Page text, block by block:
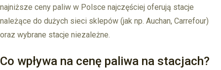
najniższe ceny paliw w Polsce najczęściej oferują stacje
należące do dużych sieci sklepów (jak np. Auchan, Carrefour)
oraz wybrane stacje niezależne.
Co wpływa na cenę paliwa na stacjach?